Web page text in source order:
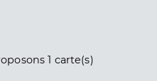
1 carte(s)